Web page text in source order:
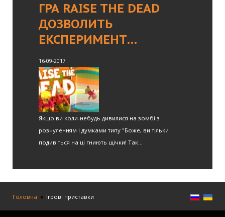
ГРА RAISE THE DEAD
ДОЗВОЛИТЬ
ЕКСПЕРИМЕНТ…
16-09-2017
Якщо ви коли-небудь дивилися на зомбі з
розчуленням і думками типу "Боже, ви тільки
подивіться на ці гниють щічки! Так...
Головна Ігрові приставки